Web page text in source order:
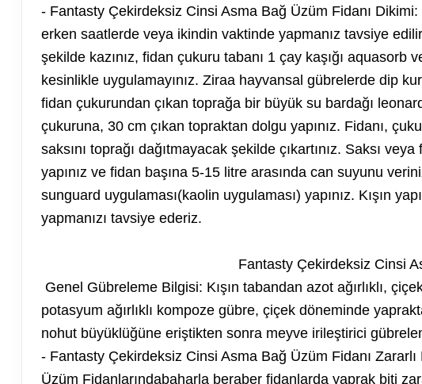
- Fantasty Çekirdeksiz Cinsi Asma Bağ Üzüm Fidanı
erken saatlerde veya ikindin vaktinde yapmanız tavsiye
şekilde kazınız, fidan çukuru tabanı 1 çay kaşığı
kesinlikle uygulamayınız. Ziraa hayvansal gübrelerde dip
fidan çukurundan çıkan toprağa bir büyük su bardağı
çukuruna, 30 cm çıkan topraktan dolgu yapınız. Fidanı,
saksını toprağı dağıtmayacak şekilde çıkartınız. Saksı
yapınız ve fidan başına 5-15 litre arasında can suyunu
sunguard uygulaması(kaolin uygulaması) yapınız. Kışın
yapmanızı tavsiye ederiz.
Fantasty Çekirdeksiz Cinsi
Genel Gübreleme Bilgisi: Kışın tabandan azot ağırlıklı,
potasyum ağırlıklı kompoze gübre, çiçek döneminde
nohut büyüklüğüne eriştikten sonra meyve irileştirici
- Fantasty Çekirdeksiz Cinsi Asma Bağ Üzüm Fidanı
Üzüm Fidanlarındabaharla beraber fidanlarda yaprak biti